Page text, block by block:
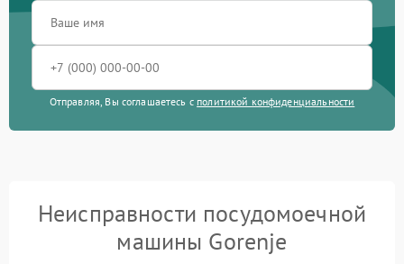
Отправляя, Вы соглашаетесь с политикой конфиденциальности
Неисправности посудомоечной
машины Gorenje